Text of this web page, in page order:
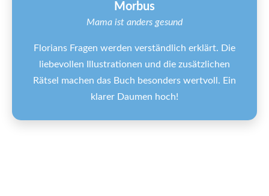
Morbus
Mama ist anders gesund
Florians Fragen werden verständlich erklärt. Die
liebevollen Illustrationen und die zusätzlichen
Rätsel machen das Buch besonders wertvoll. Ein
klarer Daumen hoch!